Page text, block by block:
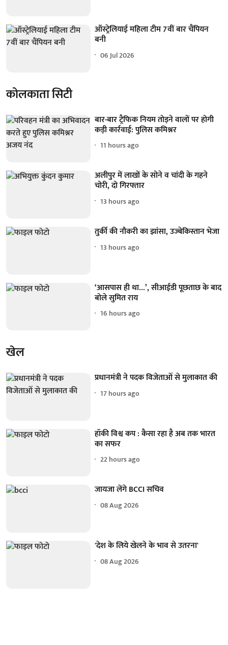
ऑस्ट्रेलियाई महिला टीम 7वीं बार चैंपियन
बनी
06 Jul 2026
कोलकाता सिटी
बार-बार ट्रैफिक नियम तोड़ने वालों पर होगी
कड़ी कार्रवाई: पुलिस कमिश्नर
11 hours ago
अलीपुर में लाखों के सोने व चांदी के गहने
चोरी, दो गिरफ्तार
13 hours ago
तुर्की की नौकरी का झांसा, उज्बेकिस्तान भेजा
13 hours ago
‘आसपास ही था...’, सीआईडी पूछताछ के बाद
बोले सुमित राय
16 hours ago
खेल
प्रधानमंत्री ने पदक विजेताओं से मुलाकात की
17 hours ago
हॉकी विश्व कप : कैसा रहा है अब तक भारत
का सफर
22 hours ago
जायजा लेंगे BCCI सचिव
08 Aug 2026
'देश के लिये खेलने के भाव से उतरना'
08 Aug 2026